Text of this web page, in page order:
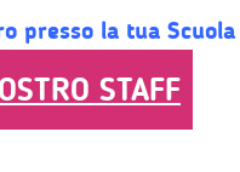
presso la tua Scuola
STAFF